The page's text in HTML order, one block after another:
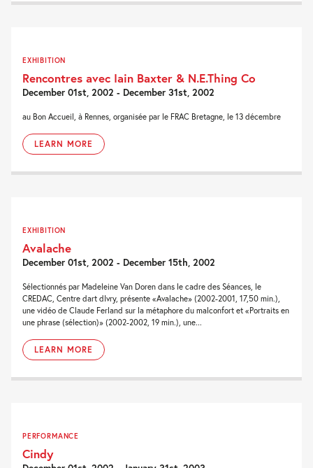
EXHIBITION
Rencontres avec Iain Baxter & N.E.Thing Co
December 01st, 2002 - December 31st, 2002
au Bon Accueil, à Rennes, organisée par le FRAC Bretagne, le 13 décembre
LEARN MORE
EXHIBITION
Avalache
December 01st, 2002 - December 15th, 2002
Sélectionnés par Madeleine Van Doren dans le cadre des Séances, le
CREDAC, Centre dart dIvry, présente «Avalache» (2002-2001, 17,50 min.),
une vidéo de Claude Ferland sur la métaphore du malconfort et «Portraits en
une phrase (sélection)» (2002-2002, 19 min.), une...
LEARN MORE
PERFORMANCE
Cindy